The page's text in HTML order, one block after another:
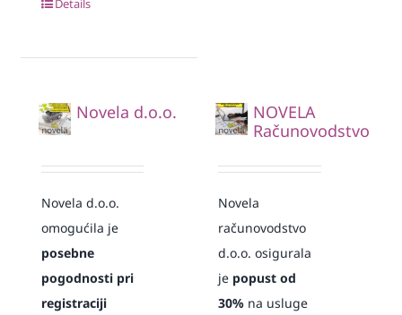
Novela d.o.o.
Novela d.o.o.
omogućila je
posebne
pogodnosti pri
registraciji
NOVELA
Računovodstvo
Novela
računovodstvo
d.o.o. osigurala
je popust od
30% na usluge